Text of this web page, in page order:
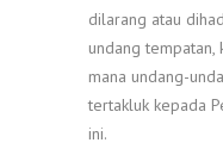
dilarang atau
undang tempatan,
mana undang-
tertakluk kepada
ini.